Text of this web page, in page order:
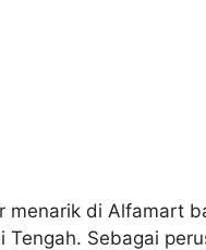
menarik di Alfamart
Sebagai